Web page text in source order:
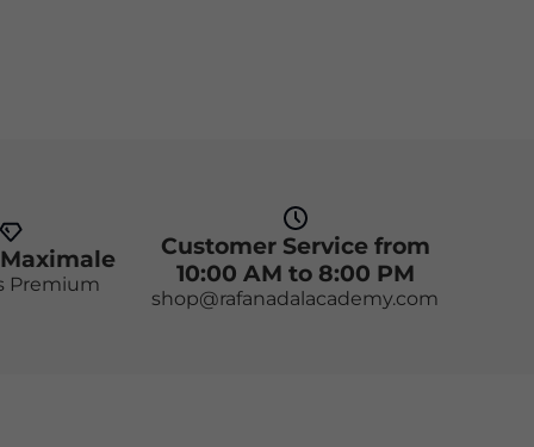
Premium
Customer Service from
10:00 AM to 8:00 PM
shop@rafanadalacademy.com